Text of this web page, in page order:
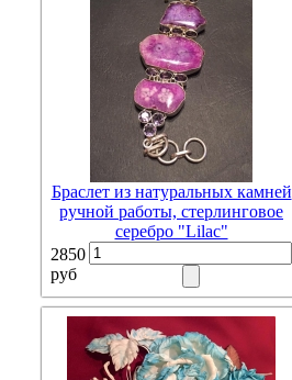
Браслет из натуральных камней
ручной работы, стерлинговое
серебро "Lilac"
2850
руб